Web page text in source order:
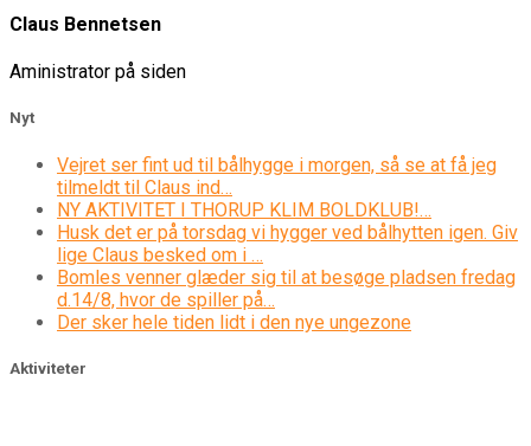
Claus Bennetsen
Aministrator på siden
Nyt
Vejret ser fint ud til bålhygge i morgen, så se at få jeg
tilmeldt til Claus ind…
NY AKTIVITET I THORUP KLIM BOLDKLUB!…
Husk det er på torsdag vi hygger ved bålhytten igen. Giv
lige Claus besked om i …
Bomles venner glæder sig til at besøge pladsen fredag
d.14/8, hvor de spiller på…
Der sker hele tiden lidt i den nye ungezone
Aktiviteter